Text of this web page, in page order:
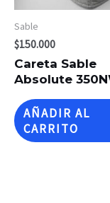
Sable
$150.000
Careta Sable
Absolute
AÑADIR AL
CARRITO